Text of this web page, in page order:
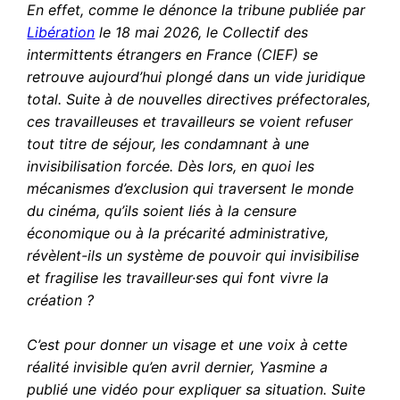
En effet, comme le dénonce la tribune publiée par
Libération le 18 mai 2026, le Collectif des
intermittents étrangers en France (CIEF) se
retrouve aujourd’hui plongé dans un vide juridique
total. Suite à de nouvelles directives préfectorales,
ces travailleuses et travailleurs se voient refuser
tout titre de séjour, les condamnant à une
invisibilisation forcée. Dès lors, en quoi les
mécanismes d’exclusion qui traversent le monde
du cinéma, qu’ils soient liés à la censure
économique ou à la précarité administrative,
révèlent-ils un système de pouvoir qui invisibilise
et fragilise les travailleur·ses qui font vivre la
création ?
C’est pour donner un visage et une voix à cette
réalité invisible qu’en avril dernier, Yasmine a
publié une vidéo pour expliquer sa situation. Suite